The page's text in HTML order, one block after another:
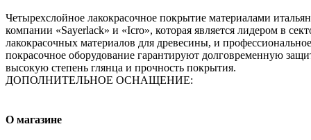
Четырехслойное лакокрасочное покрытие материалами
компании «Sayerlack» и «Icro», которая является лидером в
лакокрасочных материалов для древесины, и профессиональное
покрасочное оборудование гарантируют долговременную
высокую степень глянца и прочность покрытия.
ДОПОЛНИТЕЛЬНОЕ ОСНАЩЕНИЕ:
О магазине